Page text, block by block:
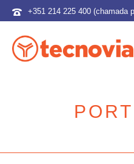
+351 214 225 400 (chamada